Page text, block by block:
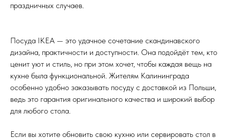
праздничных случаев.
Посуда IKEA — это удачное сочетание скандинавского
дизайна, практичности и доступности. Она подойдёт тем, кто
ценит уют и стиль, но при этом хочет, чтобы каждая вещь на
кухне была функциональной. Жителям Калининграда
особенно удобно заказывать посуду с доставкой из Польши,
ведь это гарантия оригинального качества и широкий выбор
для любого стола.
Если вы хотите обновить свою кухню или сервировать стол в